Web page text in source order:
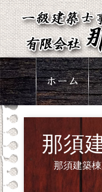
那須
那須建築